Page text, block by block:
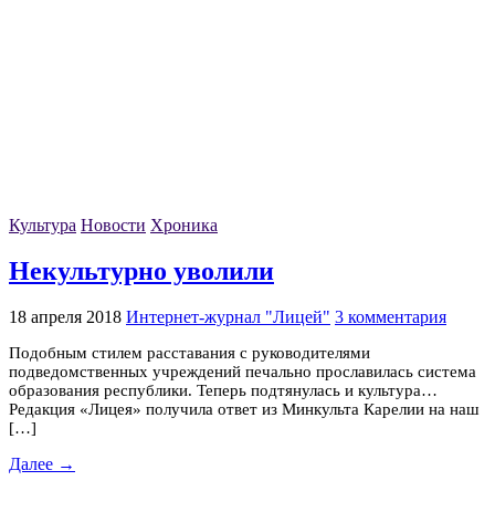
Культура Новости Хроника
Некультурно уволили
18 апреля 2018 Интернет-журнал "Лицей" 3 комментария
Подобным стилем расставания с руководителями
подведомственных учреждений печально прославилась система
образования республики. Теперь подтянулась и культура…
Редакция «Лицея» получила ответ из Минкульта Карелии на наш
[…]
Далее →